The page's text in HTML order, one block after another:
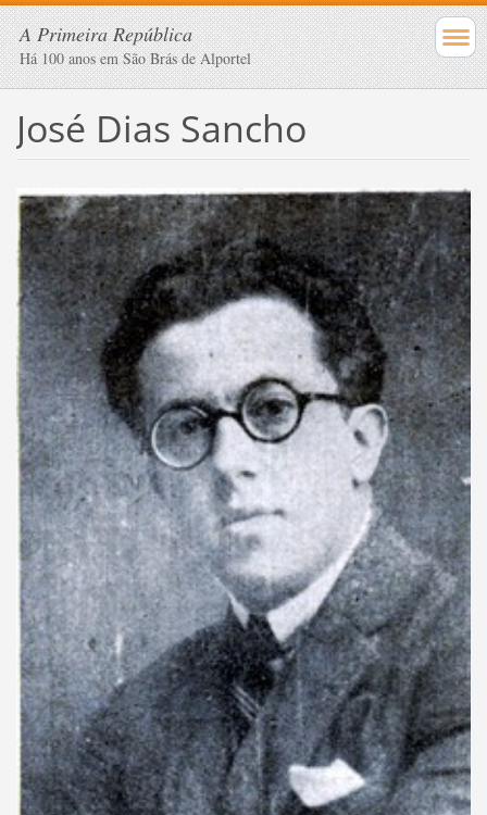
A Primeira República
Há 100 anos em São Brás de Alportel
José Dias Sancho